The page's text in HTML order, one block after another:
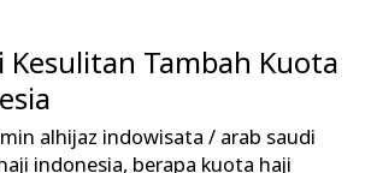
Kesulitan Tambah Kuota
alhijaz indowisata/ arab saudi
indonesia, berapa kuota haji